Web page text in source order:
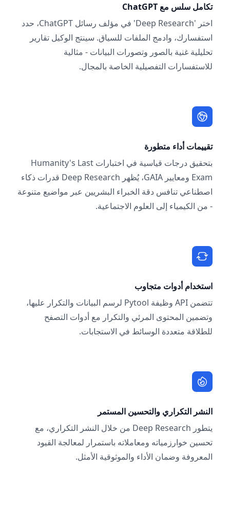
تكامل سلس مع ChatGPT
اختر 'Deep Research' في مؤلف رسائل ChatGPT، حدد
استفسارك، وادمج الملفات للسياق. سينتج الوكيل تقارير
تحليلية غنية بالصور وتصورات البيانات - مثالية
للاستفسارات التفصيلية الخاصة بالمجال.
تقييمات أداء متطورة
بتحقيق درجات قياسية في اختبارات Humanity's Last
Exam ومعايير GAIA، يُظهر Deep Research قدرات ذكاء
اصطناعي تنافس دقة الخبراء البشريين عبر مواضيع متنوعة
- من الكيمياء إلى العلوم الاجتماعية.
استخدام أدوات متجاوب
تتضمن API وظيفة Pytool لرسم البيانات والتكرار عليها،
وتضمين المحتوى المرئي والتكرار مع أدوات التصفح
للطلاقة متعددة الوسائط في الاستجابات.
النشر التكراري والتحسين المستمر
يتطور Deep Research من خلال النشر التكراري، مع
تحسين خوارزمياته ومعاملاته باستمرار لمعالجة القيود
المعروفة وضمان الأداء والموثوقية الأمثل.